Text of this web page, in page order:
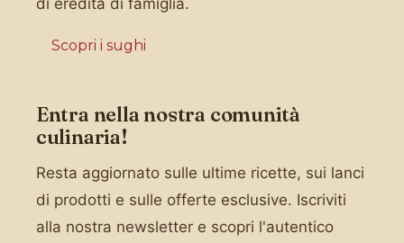
Scopri i sughi
Entra nella nostra comunità
culinaria!
Resta aggiornato sulle ultime ricette, sui lanci
di prodotti e sulle offerte esclusive. Iscriviti
alla nostra newsletter e scopri l'autentico